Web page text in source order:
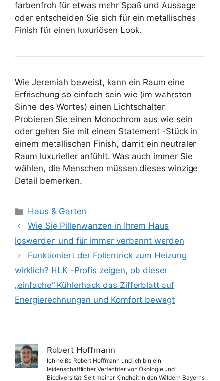
farbenfroh für etwas mehr Spaß und Aussage
oder entscheiden Sie sich für ein metallisches
Finish für einen luxuriösen Look.
Wie Jeremiah beweist, kann ein Raum eine
Erfrischung so einfach sein wie (im wahrsten
Sinne des Wortes) einen Lichtschalter.
Probieren Sie einen Monochrom aus wie sein
oder gehen Sie mit einem Statement -Stück in
einem metallischen Finish, damit ein neutraler
Raum luxurieller anfühlt. Was auch immer Sie
wählen, die Menschen müssen dieses winzige
Detail bemerken.
Kategorien
Haus & Garten
Wie Sie Pillenwanzen in Ihrem Haus
loswerden und für immer verbannt werden
Funktioniert der Folientrick zum Heizung
wirklich? HLK -Profis zeigen, ob dieser
„einfache“ Kühlerhack das Zifferblatt auf
Energierechnungen und Komfort bewegt
Robert Hoffmann
Ich heiße Robert Hoffmann und ich bin ein
leidenschaftlicher Verfechter von Ökologie und
Biodiversität. Seit meiner Kindheit in den Wäldern Bayerns